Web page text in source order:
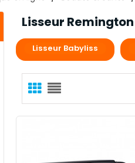
Lisseur Remington
Lisseur Babyliss